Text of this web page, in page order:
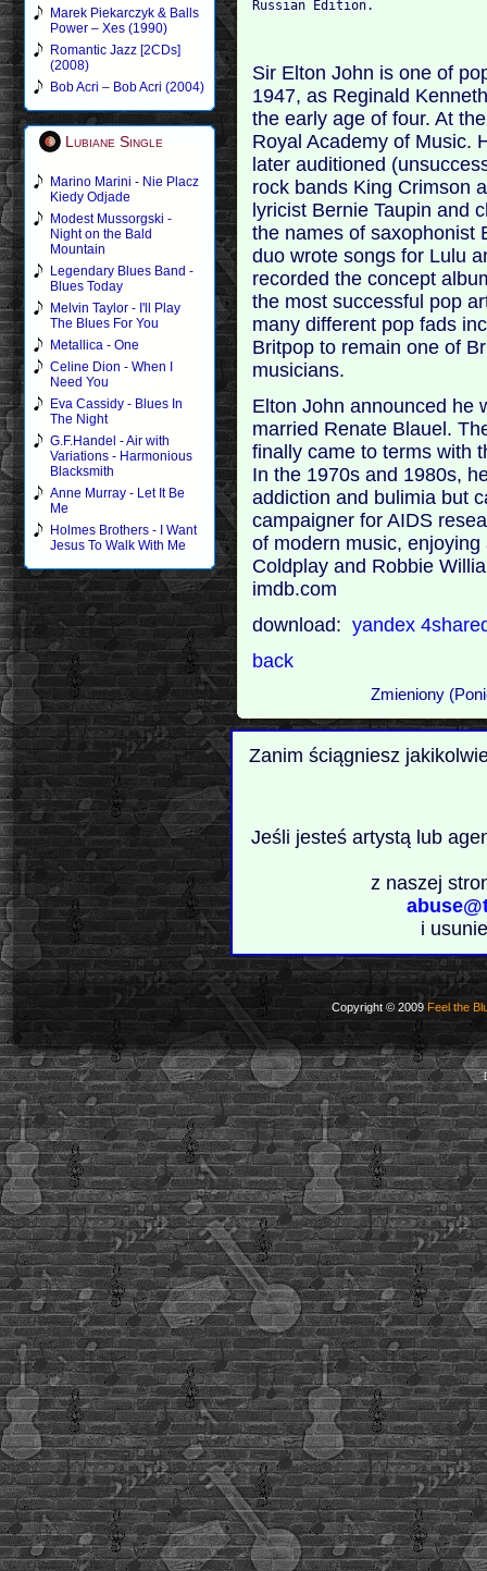
Marek Piekarczyk & Balls
Power – Xes (1990)
Romantic Jazz [2CDs]
(2008)
Bob Acri – Bob Acri (2004)
Lubiane Single
Marino Marini - Nie Placz
Kiedy Odjade
Modest Mussorgski -
Night on the Bald
Mountain
Legendary Blues Band -
Blues Today
Melvin Taylor - I'll Play
The Blues For You
Metallica - One
Celine Dion - When I
Need You
Eva Cassidy - Blues In
The Night
G.F.Handel - Air with
Variations - Harmonious
Blacksmith
Anne Murray - Let It Be
Me
Holmes Brothers - I Want
Jesus To Walk With Me
Sir Elton John is one of
1947, as Reginald
the early age of four. At
Royal Academy of Music.
later auditioned
rock bands King Crimson
lyricist Bernie Taupin and
the names of saxophonist
duo wrote songs for Lulu
recorded the concept
the most successful pop
many different pop fads
Britpop to remain one of
musicians.
Elton John announced he
married Renate Blauel.
finally came to terms with
In the 1970s and 1980s,
addiction and bulimia but
campaigner for AIDS
of modern music,
Coldplay and Robbie
imdb.com
download: yandex
back
Zmieniony
Zanim ściągniesz
Jeśli jesteś artystą lub
z naszej
i
Copyright © 2009 Feel the